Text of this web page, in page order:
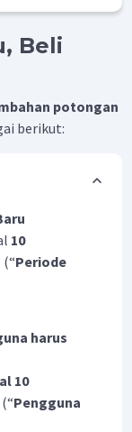
Beli
potongan
berikut:
10
(“Periode
harus
10
(“Pengguna